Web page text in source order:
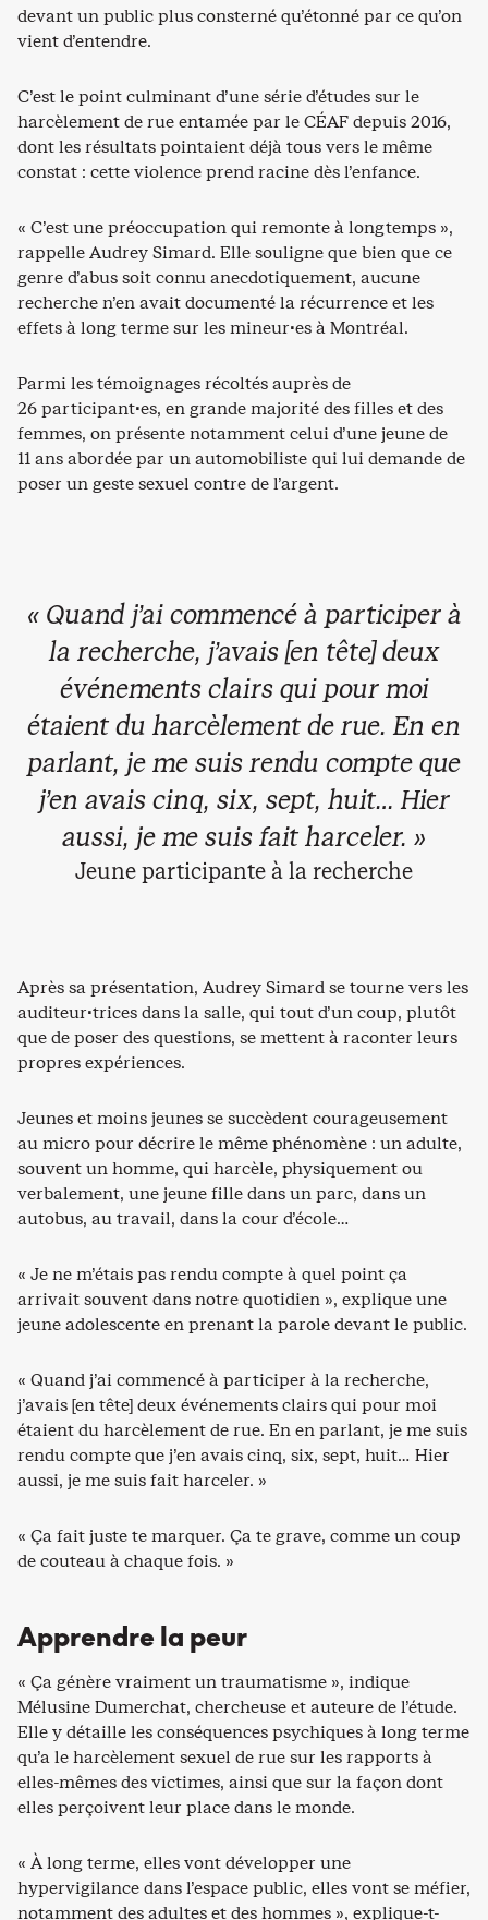
devant un public plus consterné qu’étonné par ce qu’on
vient d’entendre.
C’est le point culminant d’une série d’études sur le
harcèlement de rue entamée par le CÉAF depuis 2016,
dont les résultats pointaient déjà tous vers le même
constat : cette violence prend racine dès l’enfance.
« C’est une préoccupation qui remonte à longtemps »,
rappelle Audrey Simard. Elle souligne que bien que ce
genre d’abus soit connu anecdotiquement, aucune
recherche n’en avait documenté la récurrence et les
effets à long terme sur les mineur·es à Montréal.
Parmi les témoignages récoltés auprès de
26 participant·es, en grande majorité des filles et des
femmes, on présente notamment celui d’une jeune de
11 ans abordée par un automobiliste qui lui demande de
poser un geste sexuel contre de l’argent.
« Quand j’ai commencé à participer à
la recherche, j’avais [en tête] deux
événements clairs qui pour moi
étaient du harcèlement de rue. En en
parlant, je me suis rendu compte que
j’en avais cinq, six, sept, huit… Hier
aussi, je me suis fait harceler. »
Jeune participante à la recherche
Après sa présentation, Audrey Simard se tourne vers les
auditeur·trices dans la salle, qui tout d’un coup, plutôt
que de poser des questions, se mettent à raconter leurs
propres expériences.
Jeunes et moins jeunes se succèdent courageusement
au micro pour décrire le même phénomène : un adulte,
souvent un homme, qui harcèle, physiquement ou
verbalement, une jeune fille dans un parc, dans un
autobus, au travail, dans la cour d’école…
« Je ne m’étais pas rendu compte à quel point ça
arrivait souvent dans notre quotidien », explique une
jeune adolescente en prenant la parole devant le public.
« Quand j’ai commencé à participer à la recherche,
j’avais [en tête] deux événements clairs qui pour moi
étaient du harcèlement de rue. En en parlant, je me suis
rendu compte que j’en avais cinq, six, sept, huit… Hier
aussi, je me suis fait harceler. »
« Ça fait juste te marquer. Ça te grave, comme un coup
de couteau à chaque fois. »
Apprendre la peur
« Ça génère vraiment un traumatisme », indique
Mélusine Dumerchat, chercheuse et auteure de l’étude.
Elle y détaille les conséquences psychiques à long terme
qu’a le harcèlement sexuel de rue sur les rapports à
elles-mêmes des victimes, ainsi que sur la façon dont
elles perçoivent leur place dans le monde.
« À long terme, elles vont développer une
hypervigilance dans l’espace public, elles vont se méfier,
notamment des adultes et des hommes », explique-t-